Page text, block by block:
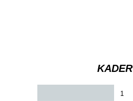
KADER
1